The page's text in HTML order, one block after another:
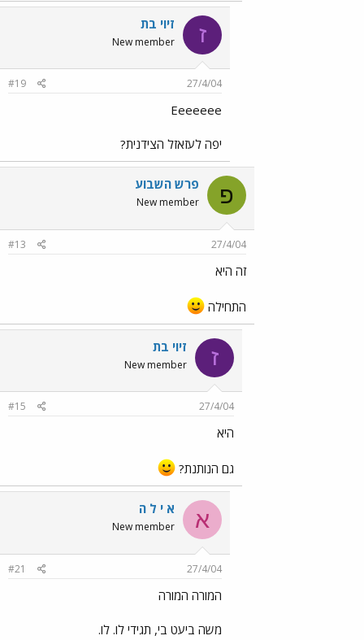
ז זיוי בת
New member
27/4/04
#19
Eeeeeee
יפה לעזאזל הצידנית?
פ פרש השבוע
New member
27/4/04
#13
זה היא
התחילה
ז זיוי בת
New member
27/4/04
#15
היא
גם הנותנת?
א א י ל ה
New member
27/4/04
#21
המורה המורה
משה ביעט בי, תגידי לו. לו.